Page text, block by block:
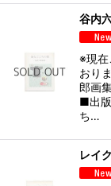
谷内
※現在
おり
郎画
■出
ち…
レイ